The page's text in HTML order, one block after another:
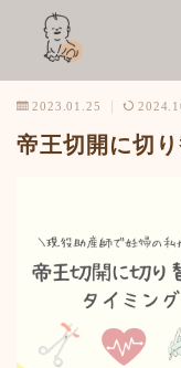
2023.01.25
帝王切開に切